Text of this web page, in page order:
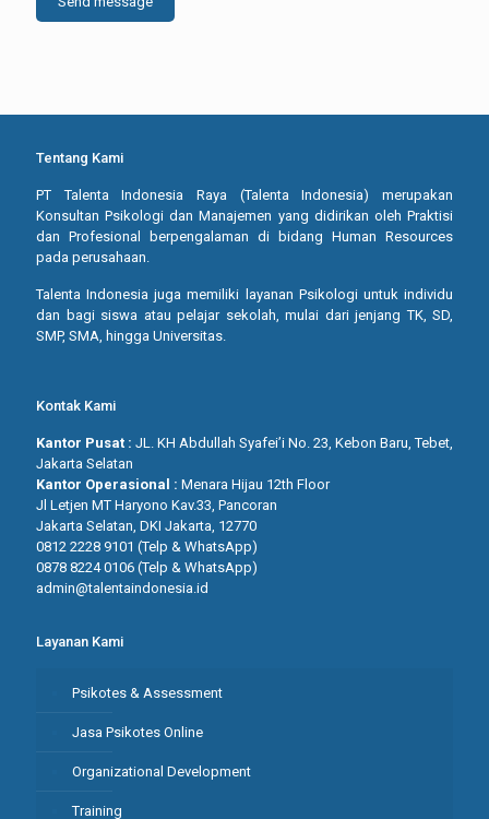
Tentang Kami
PT Talenta Indonesia Raya (Talenta Indonesia) merupakan
Konsultan Psikologi dan Manajemen yang didirikan oleh Praktisi
dan Profesional berpengalaman di bidang Human Resources
pada perusahaan.
Talenta Indonesia juga memiliki layanan Psikologi untuk individu
dan bagi siswa atau pelajar sekolah, mulai dari jenjang TK, SD,
SMP, SMA, hingga Universitas.
Kontak Kami
Kantor Pusat : JL. KH Abdullah Syafei’i No. 23, Kebon Baru, Tebet,
Jakarta Selatan
Kantor Operasional : Menara Hijau 12th Floor
Jl Letjen MT Haryono Kav.33, Pancoran
Jakarta Selatan, DKI Jakarta, 12770
0812 2228 9101 (Telp & WhatsApp)
0878 8224 0106 (Telp & WhatsApp)
admin@talentaindonesia.id
Layanan Kami
Psikotes & Assessment
Jasa Psikotes Online
Organizational Development
Training